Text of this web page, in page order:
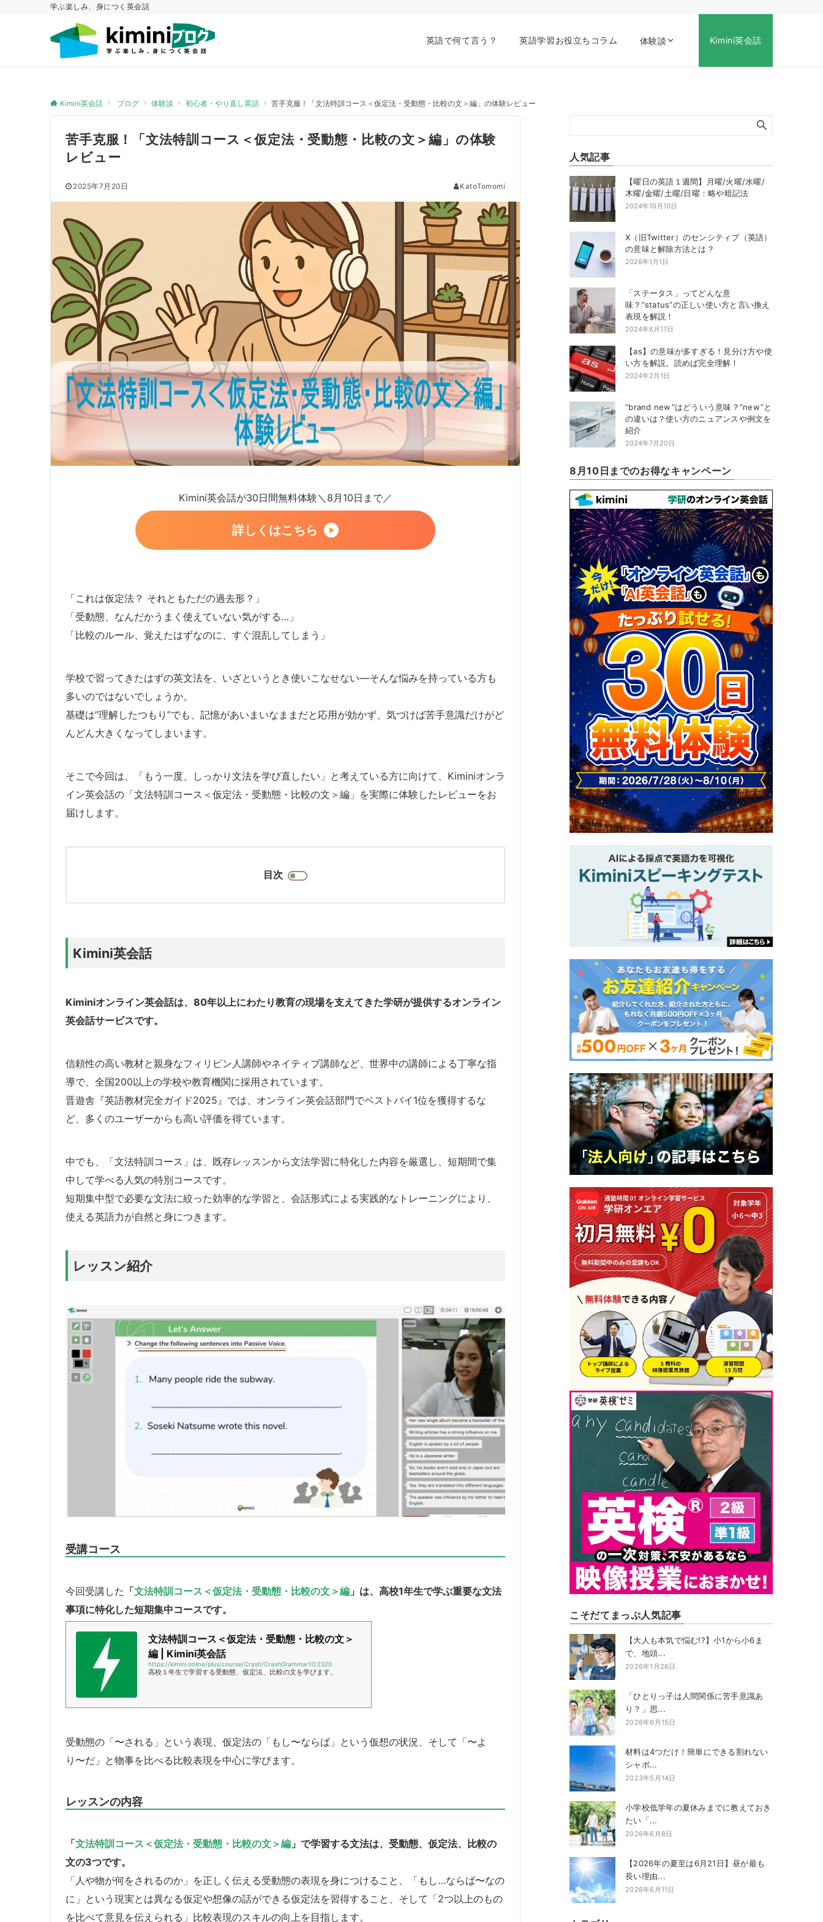
学ぶ楽しみ、身につく英会話
英語で何て言う？ 英語学習お役立ちコラム 体験談 Kimini英会話
Kimini英会話 ブログ 体験談 初心者・やり直し英語 苦手克服！「文法特訓コース＜仮定法・受動態・比較の文＞編」の体験レビュー
苦手克服！「文法特訓コース＜仮定法・受動態・比較の文＞編」の体験
レビュー
2025年7月20日 KatoTomomi
Kimini英会話が30日間無料体験＼8月10日まで／
詳しくはこちら
「これは仮定法？ それともただの過去形？」
「受動態、なんだかうまく使えていない気がする…」
「比較のルール、覚えたはずなのに、すぐ混乱してしまう」
学校で習ってきたはずの英文法を、いざというとき使いこなせない―そんな悩みを持っている方も
多いのではないでしょうか。
基礎は”理解したつもり”でも、記憶があいまいなままだと応用が効かず、気づけば苦手意識だけがど
んどん大きくなってしまいます。
そこで今回は、「もう一度、しっかり文法を学び直したい」と考えている方に向けて、Kiminiオンラ
イン英会話の「文法特訓コース＜仮定法・受動態・比較の文＞編」を実際に体験したレビューをお
届けします。
目次
Kimini英会話
Kiminiオンライン英会話は、80年以上にわたり教育の現場を支えてきた学研が提供するオンライン
英会話サービスです。
信頼性の高い教材と親身なフィリピン人講師やネイティブ講師など、世界中の講師による丁寧な指
導で、全国200以上の学校や教育機関に採用されています。
晋遊舎『英語教材完全ガイド2025』では、オンライン英会話部門でベストバイ1位を獲得するな
ど、多くのユーザーからも高い評価を得ています。
中でも、「文法特訓コース」は、既存レッスンから文法学習に特化した内容を厳選し、短期間で集
中して学べる人気の特別コースです。
短期集中型で必要な文法に絞った効率的な学習と、会話形式による実践的なトレーニングにより、
使える英語力が自然と身につきます。
レッスン紹介
受講コース
今回受講した 「文法特訓コース＜仮定法・受動態・比較の文＞編 」は、高校1年生で学ぶ重要な文法
事項に特化した短期集中コースです。
文法特訓コース＜仮定法・受動態・比較の文＞
編 | Kimini英会話
https://kimini.online/plus/course/Crash/CrashGrammar10:2320
高校１年生で学習する受動態、仮定法、比較の文を学びます。
受動態の「〜される」という表現、仮定法の「もし〜ならば」という仮想の状況、そして「〜よ
り〜だ」と物事を比べる比較表現を中心に学びます。
レッスンの内容
「文法特訓コース＜仮定法・受動態・比較の文＞編 」で学習する文法は、受動態、仮定法、比較の
文の3つです。
「人や物が何をされるのか」を正しく伝える受動態の表現を身につけること、「もし…ならば〜なの
に」という現実とは異なる仮定や想像の話ができる仮定法を習得すること、そして「2つ以上のもの
を比べて意見を伝えられる」比較表現のスキルの向上を目指します。
人気記事
【曜日の英語１週間】月曜/火曜/水曜/
木曜/金曜/土曜/日曜：略や暗記法
2024年10月10日
X（旧Twitter）のセンシティブ（英語）
の意味と解除方法とは？
2026年1月1日
「ステータス」ってどんな意
味？”status”の正しい使い方と言い換え
表現を解説！
2024年6月17日
【as】の意味が多すぎる！見分け方や使
い方を解説。読めば完全理解！
2024年2月1日
“brand new”はどういう意味？”new”と
の違いは？使い方のニュアンスや例文を
紹介
2024年7月20日
8月10日までのお得なキャンペーン
こそだてまっぷ人気記事
【大人も本気で悩む!?】小1から小6ま
で、地頭...
2026年1月26日
「ひとりっ子は人間関係に苦手意識あ
り？」思...
2026年6月15日
材料は4つだけ！簡単にできる割れない
シャボ...
2023年5月14日
小学校低学年の夏休みまでに教えておき
たい「...
2026年6月8日
【2026年の夏至は6月21日】昼が最も
長い理由...
2026年6月11日